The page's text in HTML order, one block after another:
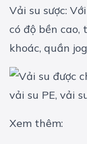
Vải su sược:
có độ bền cao,
khoác, quần
Xem thêm: